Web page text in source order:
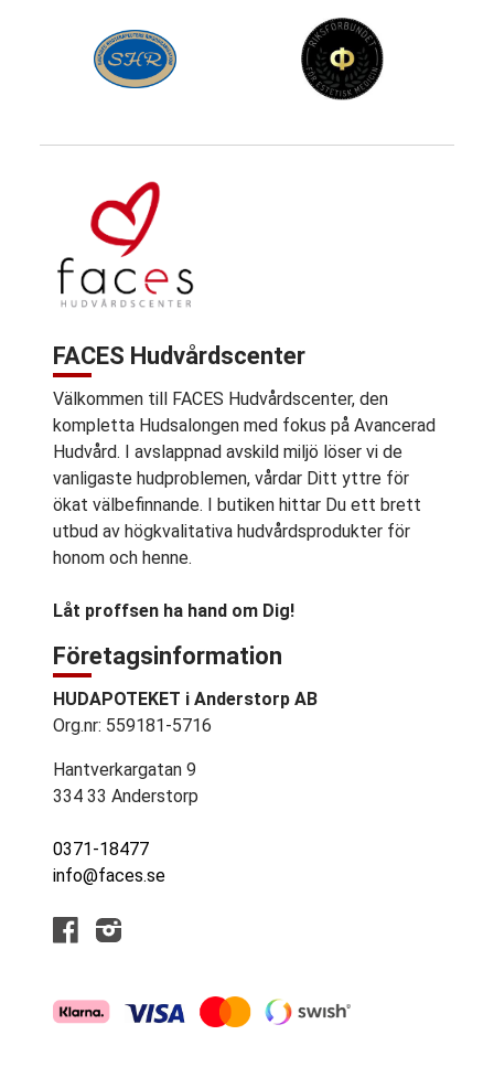
FACES Hudvårdscenter
Välkommen till FACES Hudvårdscenter, den
kompletta Hudsalongen med fokus på Avancerad
Hudvård. I avslappnad avskild miljö löser vi de
vanligaste hudproblemen, vårdar Ditt yttre för
ökat välbefinnande. I butiken hittar Du ett brett
utbud av högkvalitativa hudvårdsprodukter för
honom och henne.
Låt proffsen ha hand om Dig!
Företagsinformation
HUDAPOTEKET i Anderstorp AB
Org.nr: 559181-5716
Hantverkargatan 9
334 33 Anderstorp
0371-18477
info@faces.se